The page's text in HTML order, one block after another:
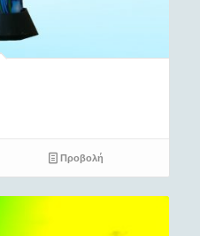
Προβολή